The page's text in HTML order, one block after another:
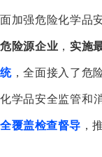
面加强危险化学品
危险源企业 ，实施
统，全面接入了危
化学品安全监管和
全覆盖检查督导 ，